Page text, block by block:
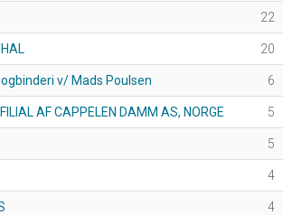
22
20
v/ Mads Poulsen 6
AF CAPPELEN DAMM AS, NORGE 5
5
4
4